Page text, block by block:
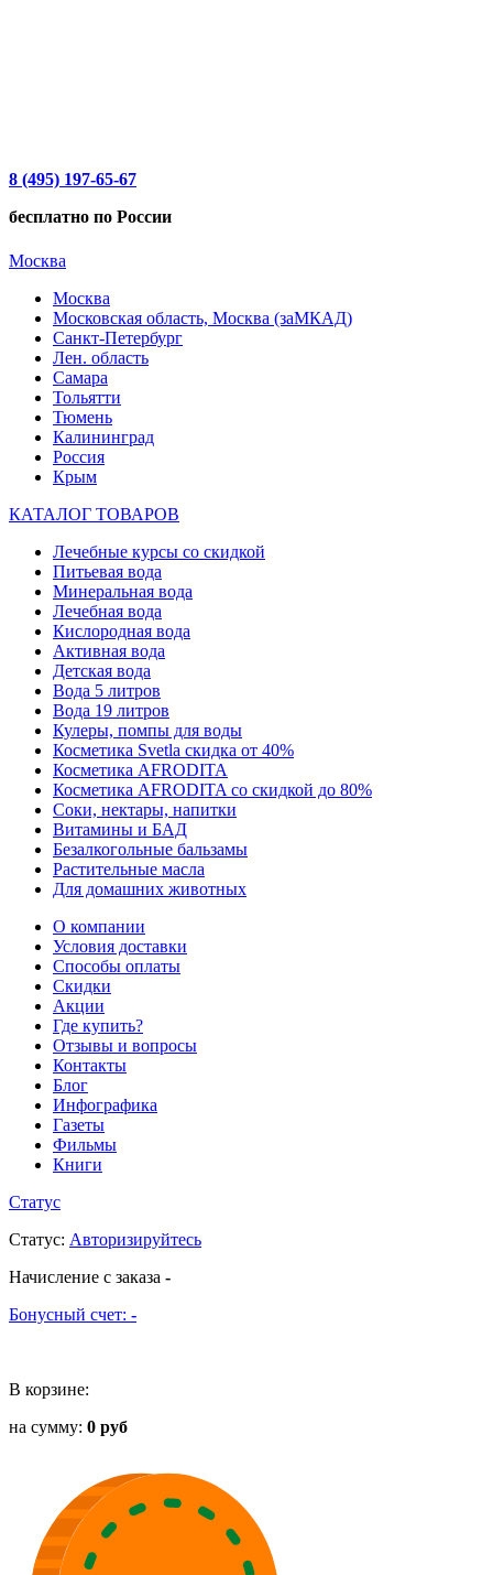
8 (495) 197-65-67
бесплатно по России
Москва
Москва
Московская область, Москва (заМКАД)
Санкт-Петербург
Лен. область
Самара
Тольятти
Тюмень
Калининград
Россия
Крым
КАТАЛОГ ТОВАРОВ
Лечебные курсы со скидкой
Питьевая вода
Минеральная вода
Лечебная вода
Кислородная вода
Активная вода
Детская вода
Вода 5 литров
Вода 19 литров
Кулеры, помпы для воды
Косметика Svetla скидка от 40%
Косметика AFRODITA
Косметика AFRODITA со скидкой до 80%
Соки, нектары, напитки
Витамины и БАД
Безалкогольные бальзамы
Растительные масла
Для домашних животных
О компании
Условия доставки
Способы оплаты
Скидки
Акции
Где купить?
Отзывы и вопросы
Контакты
Блог
Инфографика
Газеты
Фильмы
Книги
Статус
Статус: Авторизируйтесь
Начисление с заказа -
Бонусный счет: -
В корзине:
на сумму: 0 руб